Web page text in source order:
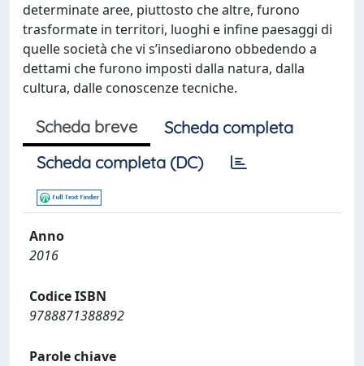
determinate aree, piuttosto che altre, furono
trasformate in territori, luoghi e infine paesaggi di
quelle società che vi s’insediarono obbedendo a
dettami che furono imposti dalla natura, dalla
cultura, dalle conoscenze tecniche.
Scheda breve
Scheda completa
Scheda completa (DC)
Anno
2016
Codice ISBN
9788871388892
Parole chiave